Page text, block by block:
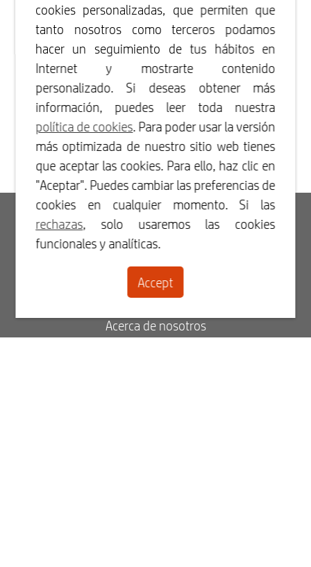
Acceso
Contacto
Acerca de nosotros
cookies personalizadas, que permiten que
tanto nosotros como terceros podamos
hacer un seguimiento de tus hábitos en
Internet y mostrarte contenido
personalizado. Si deseas obtener más
información, puedes leer toda nuestra
política de cookies. Para poder usar la versión
más optimizada de nuestro sitio web tienes
que aceptar las cookies. Para ello, haz clic en
"Aceptar". Puedes cambiar las preferencias de
cookies en cualquier momento. Si las
rechazas, solo usaremos las cookies
funcionales y analíticas.
Accept